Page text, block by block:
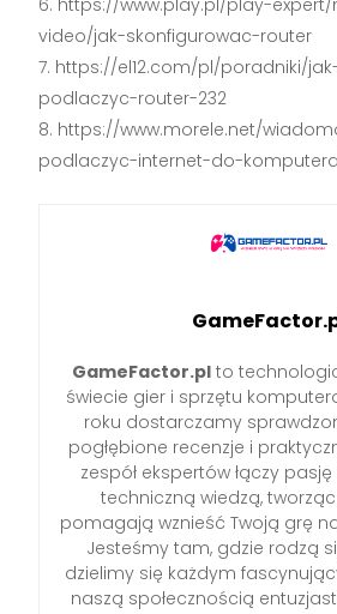
https://www.play.pl/play-
video/jak-skonfigurowac-router
https://el12.com/pl/poradniki/
podlaczyc-router-232
https://www.morele.net/
podlaczyc-internet-do-
GameFactor.pl to
świecie gier i sprzętu
roku dostarczamy
pogłębione recenzje i
zespół ekspertów łączy
techniczną wiedzą,
pomagają wznieść Twoją grę
Jesteśmy tam, gdzie rodzą
dzielimy się każdym
naszą społecznością